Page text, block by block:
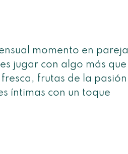
momento en pareja
jugar con algo más que
frutas de la pasión
íntimas con un toque